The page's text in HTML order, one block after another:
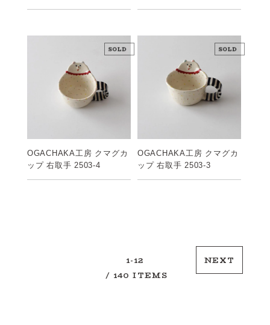
OGACHAKA工房 クマグカ
ップ 右取手 2503-4
OGACHAKA工房 クマグカ
ップ 右取手 2503-3
1-12
/ 140 ITEMS
NEXT